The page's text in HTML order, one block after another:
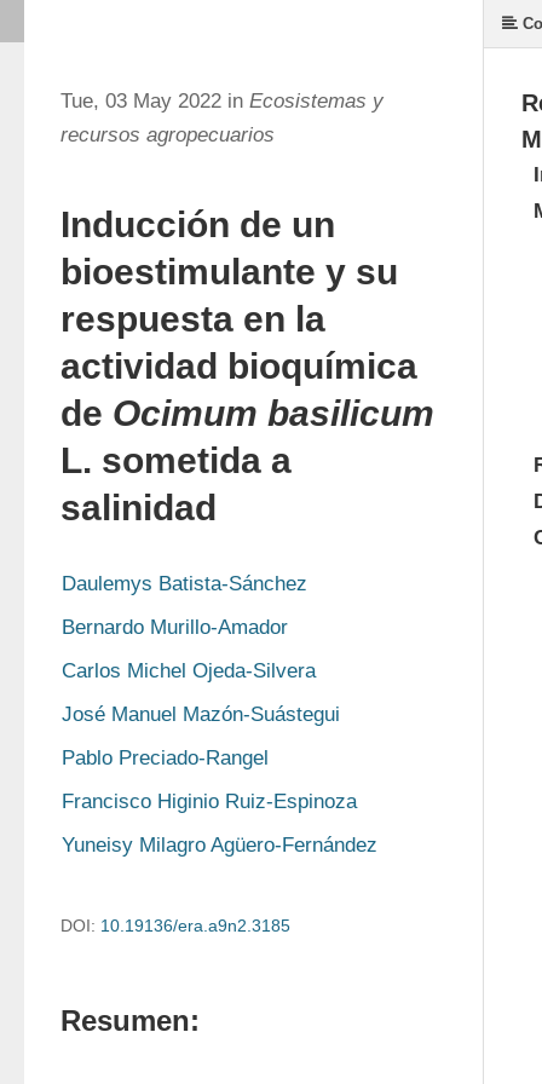
Tue, 03 May 2022 in Ecosistemas y
recursos agropecuarios
Inducción de un
bioestimulante y su
respuesta en la
actividad bioquímica
de Ocimum basilicum
L. sometida a
salinidad
Daulemys Batista-Sánchez
Bernardo Murillo-Amador
Carlos Michel Ojeda-Silvera
José Manuel Mazón-Suástegui
Pablo Preciado-Rangel
Francisco Higinio Ruiz-Espinoza
Yuneisy Milagro Agüero-Fernández
DOI: 10.19136/era.a9n2.3185
Resumen: